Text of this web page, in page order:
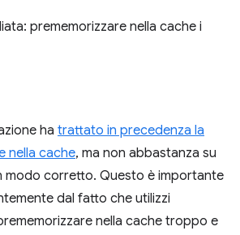
prememorizzare nella cache i
ha trattato in precedenza la
nella cache, ma non abbastanza su
modo corretto. Questo è importante
dal fatto che utilizzi
nella cache troppo e